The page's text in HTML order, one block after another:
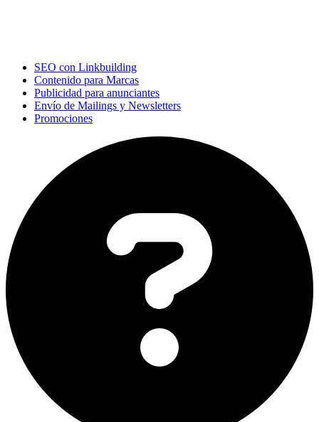
SEO con Linkbuilding
Contenido para Marcas
Publicidad para anunciantes
Envío de Mailings y Newsletters
Promociones